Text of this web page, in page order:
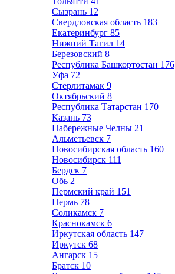
Сызрань 12
Свердловская область 183
Екатеринбург 85
Нижний Тагил 14
Березовский 8
Республика Башкортостан 176
Уфа 72
Стерлитамак 9
Октябрьский 8
Республика Татарстан 170
Казань 73
Набережные Челны 21
Альметьевск 7
Новосибирская область 160
Новосибирск 111
Бердск 7
Обь 2
Пермский край 151
Пермь 78
Соликамск 7
Краснокамск 6
Иркутская область 147
Иркутск 68
Ангарск 15
Братск 10